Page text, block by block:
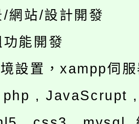
網站/設計開發
能開發
設置，xampp伺
php , JavaScrupt